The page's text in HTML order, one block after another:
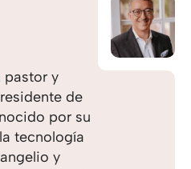
pastor y
de
por su
tecnología
y